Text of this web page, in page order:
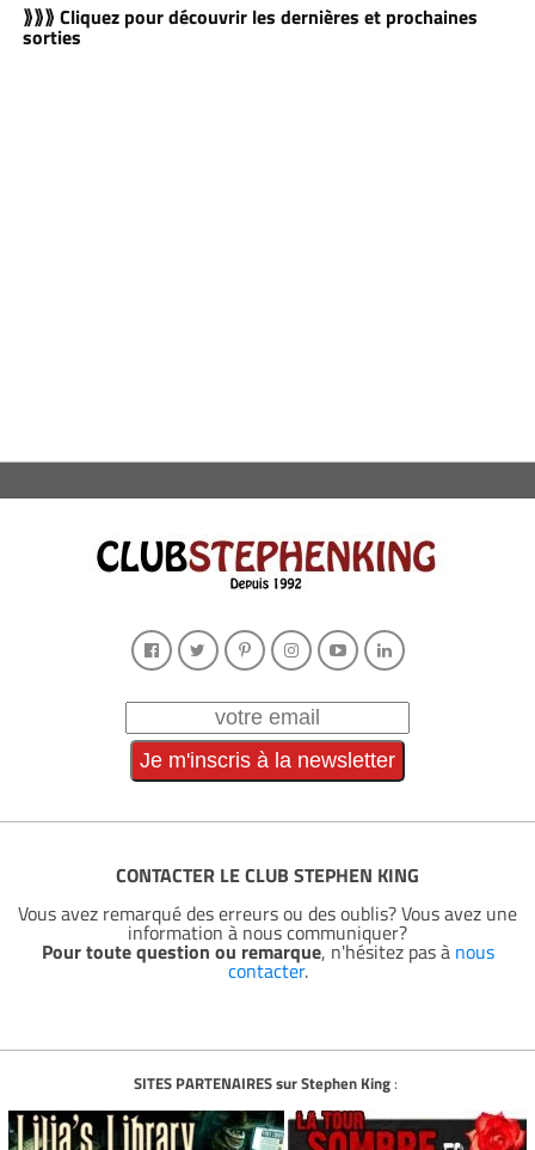
⟫⟫⟫ Cliquez pour découvrir les dernières et prochaines
sorties
CONTACTER LE CLUB STEPHEN KING
Vous avez remarqué des erreurs ou des oublis? Vous avez une
information à nous communiquer?
Pour toute question ou remarque, n'hésitez pas à nous
contacter.
SITES PARTENAIRES sur Stephen King: